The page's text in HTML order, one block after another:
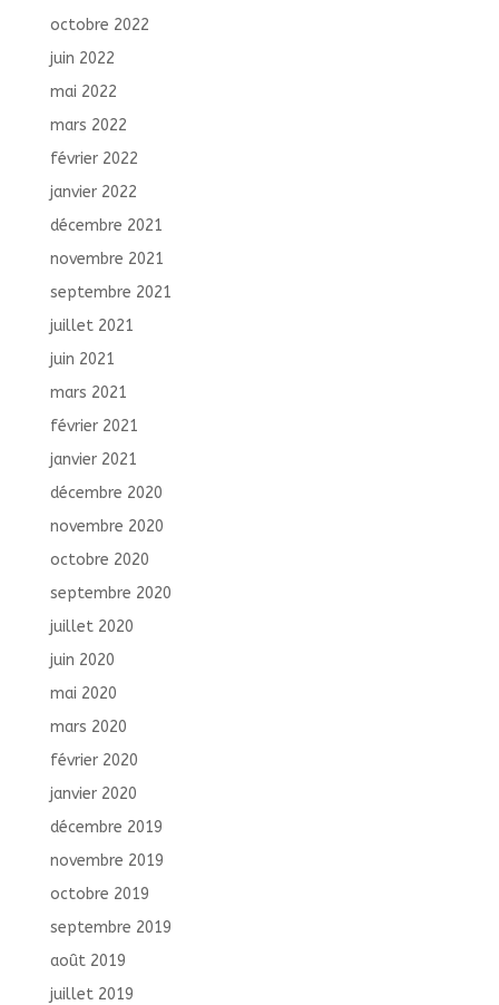
octobre 2022
juin 2022
mai 2022
mars 2022
février 2022
janvier 2022
décembre 2021
novembre 2021
septembre 2021
juillet 2021
juin 2021
mars 2021
février 2021
janvier 2021
décembre 2020
novembre 2020
octobre 2020
septembre 2020
juillet 2020
juin 2020
mai 2020
mars 2020
février 2020
janvier 2020
décembre 2019
novembre 2019
octobre 2019
septembre 2019
août 2019
juillet 2019